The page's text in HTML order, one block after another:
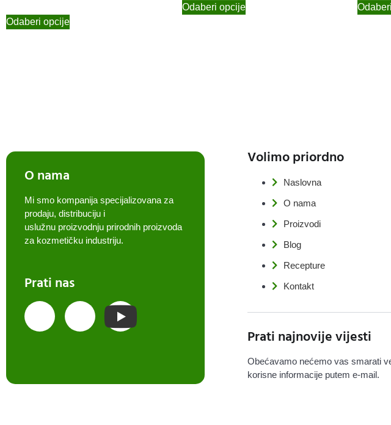
Odaberi opcije
Odaberi opcije
O nama
Mi smo kompanija specijalizovana za
prodaju, distribuciju i
uslužnu proizvodnju prirodnih proizvoda
za kozmetičku industriju.
Prati nas
Volimo priordno
Naslovna
O nama
Proizvodi
Blog
Recepture
Kontakt
Prati najnovije vijesti
Obećavamo nećemo vas smarati
korisne informacije putem e-mail.